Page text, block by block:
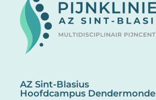
AZ Sint-Blasius
Hoofdcampus Dendermonde